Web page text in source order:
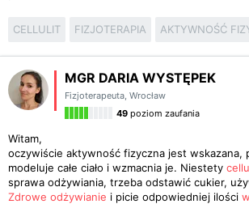
CELLULIT FIZJOTERAPIA AKTYWNOŚĆ
MGR DARIA WYSTĘPEK
Fizjoterapeuta, Wrocław
49 poziom zaufania
Witam,
oczywiście aktywność fizyczna jest wskazana,
modeluje całe ciało i wzmacnia je. Niestety
sprawa odżywiania, trzeba odstawić cukier,
Zdrowe odżywianie i picie odpowiedniej ilości